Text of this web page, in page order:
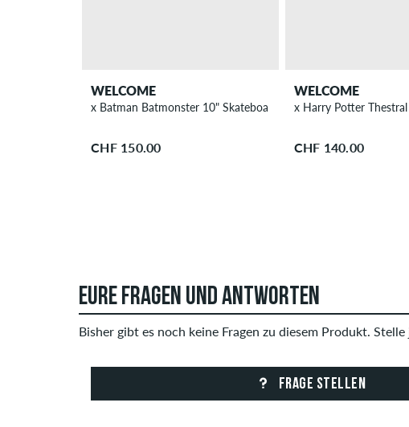
WELCOME
x Batman Batmonster 10" Skateboard Deck
CHF 150.00
WELCOME
x Harry Potter
CHF 140.00
EURE FRAGEN UND ANTWORTEN
Bisher gibt es noch keine Fragen zu diesem Produkt. Stelle
FRAGE STELLEN